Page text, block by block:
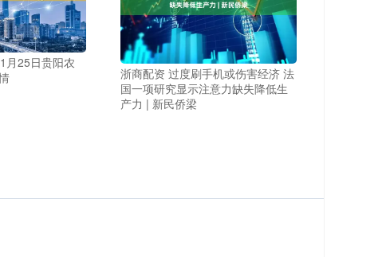
月25日贵阳农
浙商配资 过度刷手机或伤害经济 法
国一项研究显示注意力缺失降低生
产力 | 新民侨梁